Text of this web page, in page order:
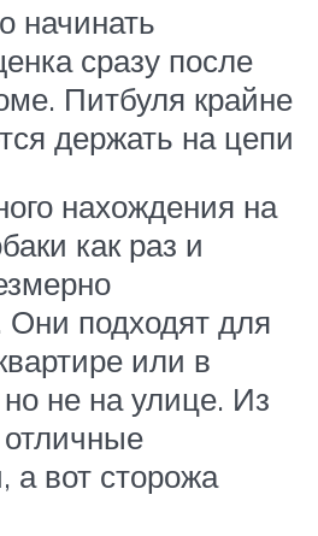
начинать
сразу после
Питбуля крайне
держать на цепи
нахождения на
как раз и
Они подходят для
или в
не на улице. Из
а вот сторожа